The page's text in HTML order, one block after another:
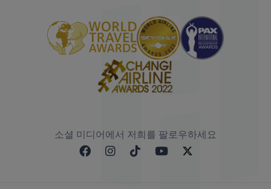
소셜 미디어에서 저희를 팔로우하세요